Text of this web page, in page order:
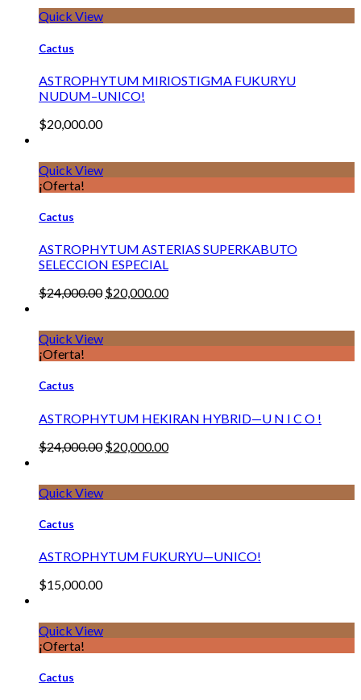
Quick View
Cactus
ASTROPHYTUM MIRIOSTIGMA FUKURYU
NUDUM–UNICO!
$20,000.00
Quick View
¡Oferta!
Cactus
ASTROPHYTUM ASTERIAS SUPERKABUTO
SELECCION ESPECIAL
$24,000.00 $20,000.00
Quick View
¡Oferta!
Cactus
ASTROPHYTUM HEKIRAN HYBRID—U N I C O !
$24,000.00 $20,000.00
Quick View
Cactus
ASTROPHYTUM FUKURYU—UNICO!
$15,000.00
Quick View
¡Oferta!
Cactus